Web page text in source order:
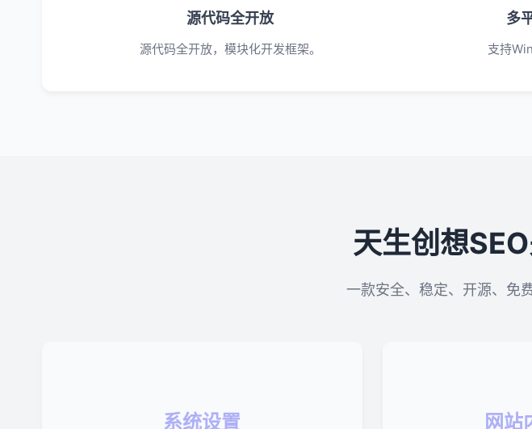
源代码全开放
源代码全开放，模块化开发框架。
多
支持
天生创想
一款安全、稳定、开源、免
系统设置 网站